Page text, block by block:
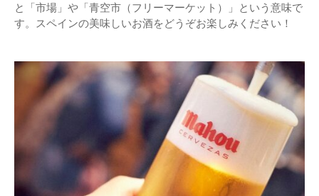
と「市場」や「青空市（フリーマーケット）」という意味で
す。スペインの美味しいお酒をどうぞお楽しみください！